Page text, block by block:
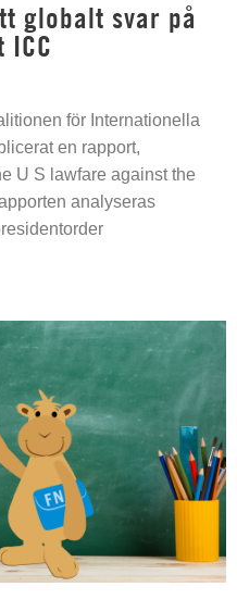
globalt svar på
ICC
för Internationella
en rapport,
U S lawfare against the
analyseras